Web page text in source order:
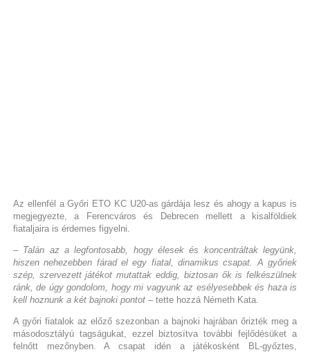
Az ellenfél a Győri ETO KC U20-as gárdája lesz és ahogy a kapus is
megjegyezte, a Ferencváros és Debrecen mellett a kisalföldiek
fiataljaira is érdemes figyelni.
– Talán az a legfontosabb, hogy élesek és koncentráltak legyünk,
hiszen nehezebben fárad el egy fiatal, dinamikus csapat. A győriek
szép, szervezett játékot mutattak eddig, biztosan ők is felkészülnek
ránk, de úgy gondolom, hogy mi vagyunk az esélyesebbek és haza is
kell hoznunk a két bajnoki pontot– tette hozzá Németh Kata.
A győri fiatalok az előző szezonban a bajnoki hajrában őrizték meg a
másodosztályú tagságukat, ezzel biztosítva további fejlődésüket a
felnőtt mezőnyben. A csapat idén a játékosként BL-győztes,